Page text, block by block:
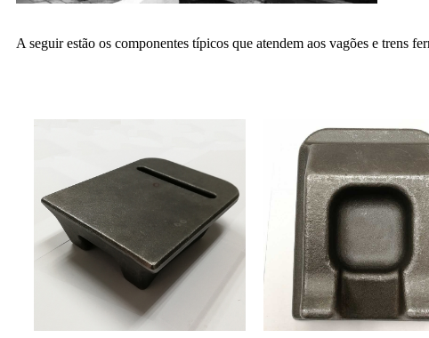
A seguir estão os componentes típicos que atendem aos vagões e trens